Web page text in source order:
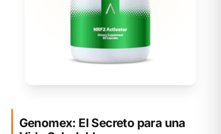
Genomex: El Secreto para una